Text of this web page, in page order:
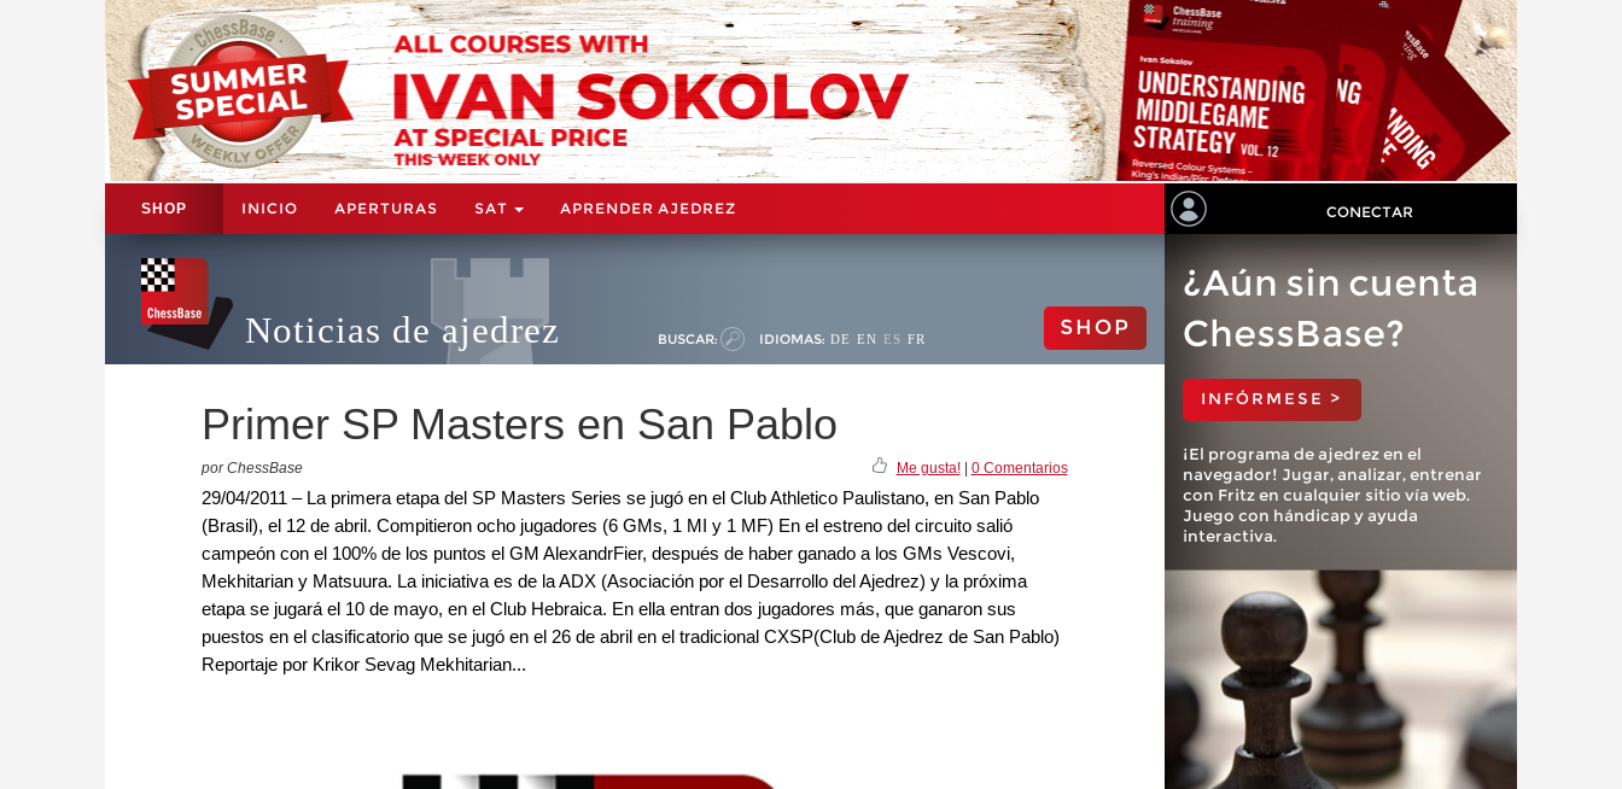
SHOP INICIO APERTURAS SAT APRENDER AJEDREZ CONECTAR
Noticias de ajedrez BUSCAR: IDIOMAS: DE EN ES FR SHOP
Primer SP Masters en San Pablo
por ChessBase Me gusta!| 0 Comentarios
29/04/2011 – La primera etapa del SP Masters Series se jugó en el Club Athletico Paulistano, en San Pablo
(Brasil), el 12 de abril. Compitieron ocho jugadores (6 GMs, 1 MI y 1 MF) En el estreno del circuito salió
campeón con el 100% de los puntos el GM AlexandrFier, después de haber ganado a los GMs Vescovi,
Mekhitarian y Matsuura. La iniciativa es de la ADX (Asociación por el Desarrollo del Ajedrez) y la próxima
etapa se jugará el 10 de mayo, en el Club Hebraica. En ella entran dos jugadores más, que ganaron sus
puestos en el clasificatorio que se jugó en el 26 de abril en el tradicional CXSP(Club de Ajedrez de San Pablo)
Reportaje por Krikor Sevag Mekhitarian...
¿Aún sin cuenta
ChessBase?
INFÓRMESE >
¡El programa de ajedrez en el
navegador! Jugar, analizar, entrenar
con Fritz en cualquier sitio vía web.
Juego con hándicap y ayuda
interactiva.